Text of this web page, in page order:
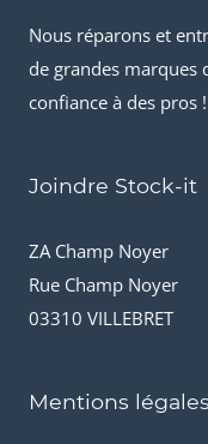
Nous réparons et
de grandes marques
confiance à des pros !
Joindre Stock-it
ZA Champ Noyer
Rue Champ Noyer
03310 VILLEBRET
Mentions légales